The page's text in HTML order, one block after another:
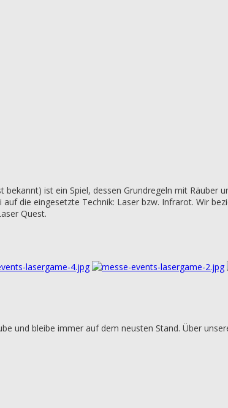
ist ein Spiel, dessen Grundregeln mit
die eingesetzte Technik: Laser bzw. Infrarot. Wir
Quest.
und bleibe immer auf dem neusten Stand. Über